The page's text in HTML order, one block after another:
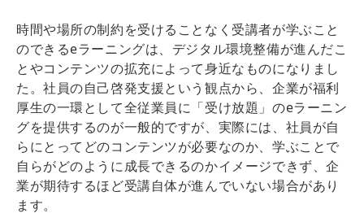
時間や場所の制約を受けることなく受講者が学ぶこと
のできるeラーニングは、デジタル環境整備が進んだこ
とやコンテンツの拡充によって身近なものになりまし
た。社員の自己啓発支援という観点から、企業が福利
厚生の一環として全従業員に「受け放題」のeラーニン
グを提供するのが一般的ですが、実際には、社員が自
らにとってどのコンテンツが必要なのか、学ぶことで
自らがどのように成長できるのかイメージできず、企
業が期待するほど受講自体が進んでいない場合があり
ます。